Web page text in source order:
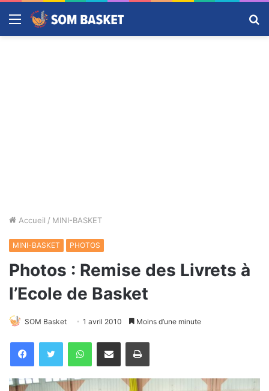
Menu
Accueil / MINI-BASKET
MINI-BASKET PHOTOS
Photos : Remise des Livrets à
l’Ecole de Basket
SOM Basket 1 avril 2010 Moins d’une minute